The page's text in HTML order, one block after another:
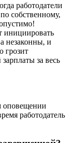
работодатели
собственному,
инициировать
незаконны, и
грозит
за весь
оповещении
работодатель